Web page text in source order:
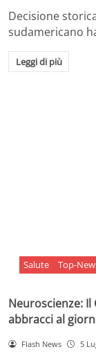
Decisione
sudamericano
Leggi di più
Salute Top-
Neuroscienze:
abbracci al
Flash News 5